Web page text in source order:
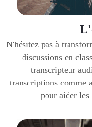
N'hésitez pas à
discussions en
transcripteur
transcriptions comme
pour aider les